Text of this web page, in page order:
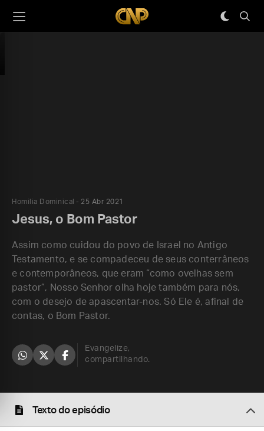
Homilia Dominical 25 Abr 2021
Jesus, o Bom Pastor
Assim como cuidou do povo de Israel no Antigo
Testamento, e se compadeceu de seus conterrâneos
e contemporâneos, que eram “como ovelhas sem
pastor”, Nosso Senhor olha hoje também para nós,
com o desejo de apascentar-nos. Só Ele é, afinal de
contas, o Bom Pastor.
Evangelize,
compartilhando.
Texto do episódio